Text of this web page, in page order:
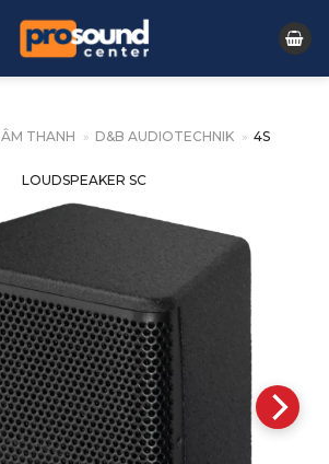
ÂM THANH » D&B AUDIOTECHNIK » 4S
LOUDSPEAKER SC